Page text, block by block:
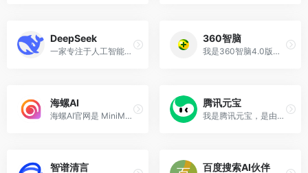
DeepSeek
一家专注于人工智能领域的创新型科技公司，致力于开发先进的大语言模型（LLM）和相关技术
360智脑
我是360智脑4.0版，一个由360公司研发的大型人工智能语言模型。我的主要功能包括文本生成、对话、代码生成和画画等
海螺AI
海螺AI官网是 MiniMax 基于通用大模型为用户打造的AI伙伴
腾讯元宝
我是腾讯元宝，是由腾讯开发的AI助手。我具备强大的语言理解、计算、编程以及绘画能力，可以提供多种形式的服务，包括但不限于解答问题、提供建议等
智谱清言 百度搜索AI伙伴